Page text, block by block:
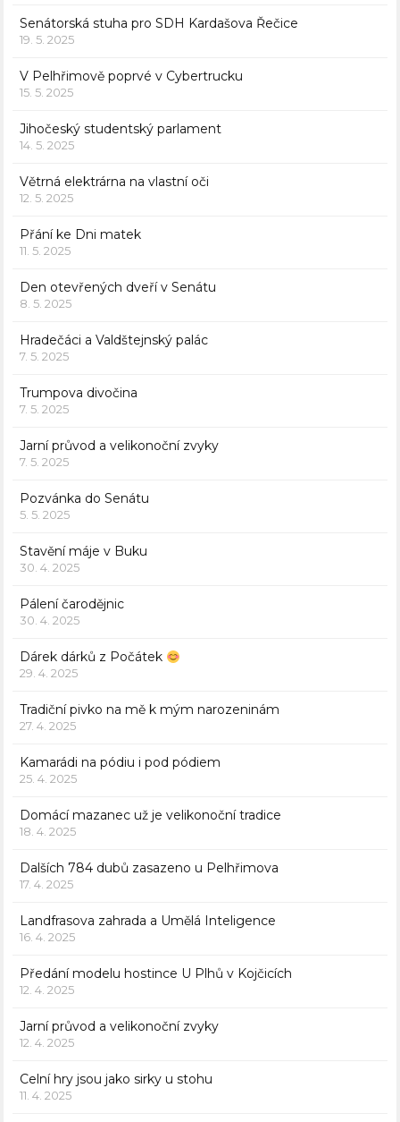
Senátorská stuha pro SDH Kardašova Řečice
19. 5. 2025
V Pelhřimově poprvé v Cybertrucku
15. 5. 2025
Jihočeský studentský parlament
14. 5. 2025
Větrná elektrárna na vlastní oči
12. 5. 2025
Přání ke Dni matek
11. 5. 2025
Den otevřených dveří v Senátu
8. 5. 2025
Hradečáci a Valdštejnský palác
7. 5. 2025
Trumpova divočina
7. 5. 2025
Jarní průvod a velikonoční zvyky
7. 5. 2025
Pozvánka do Senátu
5. 5. 2025
Stavění máje v Buku
30. 4. 2025
Pálení čarodějnic
30. 4. 2025
Dárek dárků z Počátek
29. 4. 2025
Tradiční pivko na mě k mým narozeninám
27. 4. 2025
Kamarádi na pódiu i pod pódiem
25. 4. 2025
Domácí mazanec už je velikonoční tradice
18. 4. 2025
Dalších 784 dubů zasazeno u Pelhřimova
17. 4. 2025
Landfrasova zahrada a Umělá Inteligence
16. 4. 2025
Předání modelu hostince U Plhů v Kojčicích
12. 4. 2025
Jarní průvod a velikonoční zvyky
12. 4. 2025
Celní hry jsou jako sirky u stohu
11. 4. 2025